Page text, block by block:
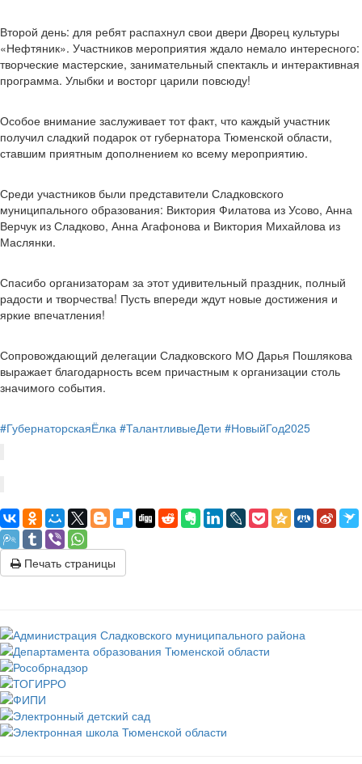
Второй день: для ребят распахнул свои двери Дворец культуры
«Нефтяник». Участников мероприятия ждало немало интересного:
творческие мастерские, занимательный спектакль и интерактивная
программа. Улыбки и восторг царили повсюду!
Особое внимание заслуживает тот факт, что каждый участник
получил сладкий подарок от губернатора Тюменской области,
ставшим приятным дополнением ко всему мероприятию.
Среди участников были представители Сладковского
муниципального образования: Виктория Филатова из Усово, Анна
Верчук из Сладково, Анна Агафонова и Виктория Михайлова из
Маслянки.
Спасибо организаторам за этот удивительный праздник, полный
радости и творчества! Пусть впереди ждут новые достижения и
яркие впечатления!
Сопровождающий делегации Сладковского МО Дарья Пошлякова
выражает благодарность всем причастным к организации столь
значимого события.
#ГубернаторскаяЁлка #ТалантливыеДети #НовыйГод2025
Печать страницы